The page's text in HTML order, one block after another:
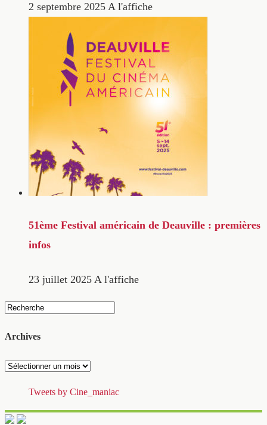
2 septembre 2025 A l'affiche
51ème Festival américain de Deauville : premières
infos
23 juillet 2025 A l'affiche
Archives
Archives
Tweets by Cine_maniac